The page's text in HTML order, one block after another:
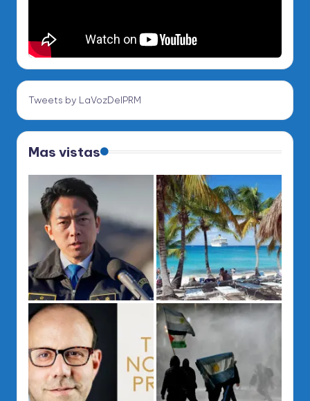
Tweets by LaVozDelPRM
Mas vistas